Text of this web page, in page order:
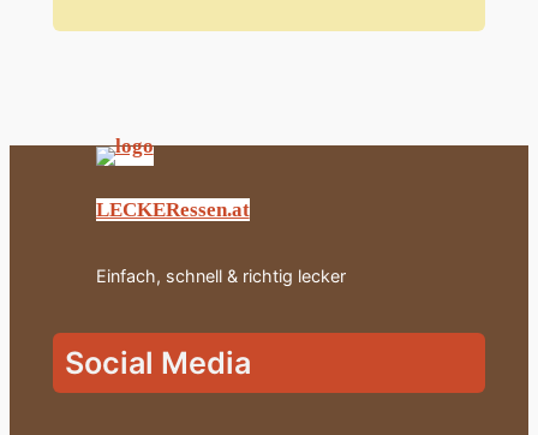
LECKERessen.at
Einfach, schnell & richtig lecker
Social Media